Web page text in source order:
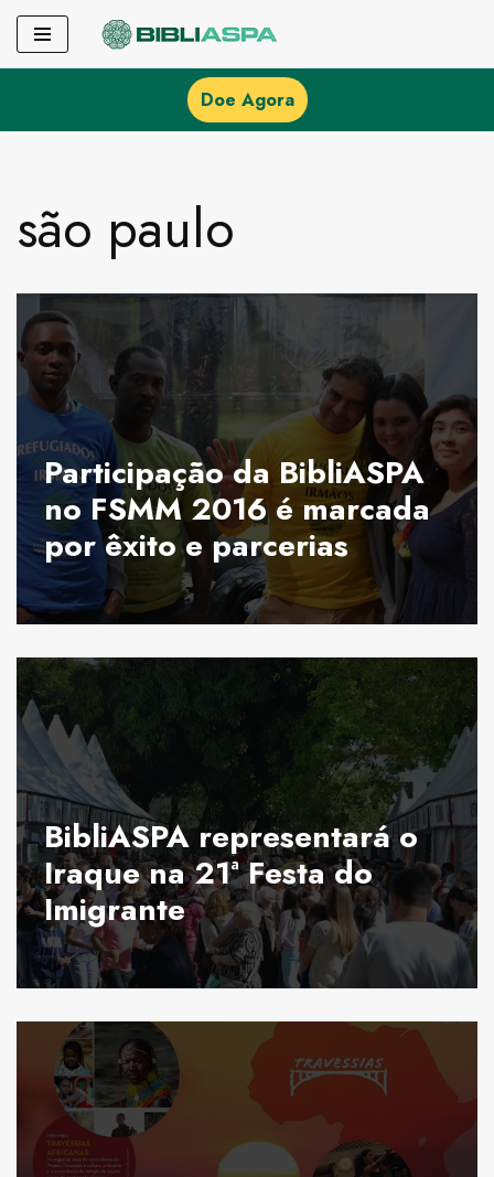
Pular
o
Doe Agora
são paulo
Participação da BibliASPA
no FSMM 2016 é marcada
por êxito e parcerias
BibliASPA representará o
Iraque na 21ª Festa do
Imigrante